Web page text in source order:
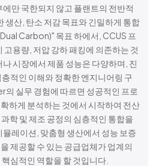
에만 국한되지 않고 플랜트의 전반적
생산, 탄소 저감 목표와 긴밀하게 통합
Carbon)" 목표 하에서, CCUS 프
용량, 저압 강하 패킹에 의존하는 것
시장에서 제품 성능은 다양하며, 진
적인 이해와 정확한 엔지니어링 구
실무 경험에 따르면 성공적인 프로
하게 분석하는 것에서 시작하여 전산
학 및 제조 공정의 심층적인 통합을
레이션, 맞춤형 생산에서 성능 보증
제공할 수 있는 공급업체가 업계의
심적인 역할을 할 것입니다.